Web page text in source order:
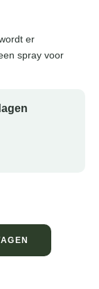
er
spray voor